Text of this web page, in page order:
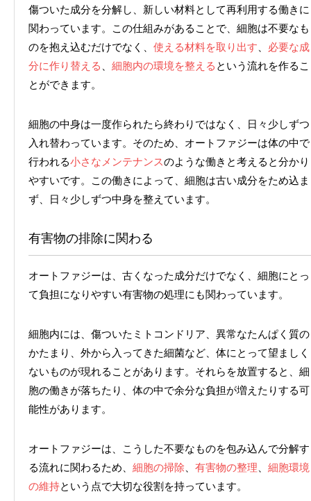
傷ついた成分を分解し、新しい材料として再利用する働きに
関わっています。この仕組みがあることで、細胞は不要なも
のを抱え込むだけでなく、 使える材料を取り出す
必要な成
分に作り替える
細胞内の環境を整える という流れを作るこ
とができます。
細胞の中身は一度作られたら終わりではなく、日々少しずつ
入れ替わっています。そのため、オートファジーは体の中で
行われる小さなメンテナンスのような働きと考えると分かり
やすいです。この働きによって、細胞は古い成分をため込ま
ず、日々少しずつ中身を整えています。
有害物の排除に関わる
オートファジーは、古くなった成分だけでなく、細胞にとっ
て負担になりやすい有害物の処理にも関わっています。
細胞内には、傷ついたミトコンドリア、異常なたんぱく質の
かたまり、外から入ってきた細菌など、体にとって望ましく
ないものが現れることがあります。それらを放置すると、細
胞の働きが落ちたり、体の中で余分な負担が増えたりする可
能性があります。
オートファジーは、こうした不要なものを包み込んで分解す
る流れに関わるため、 細胞の掃除 有害物の整理
細胞環境
の維持という点で大切な役割を持っています。